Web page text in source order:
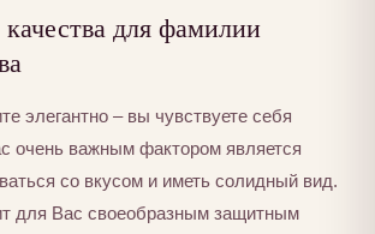
для фамилии
элегантно – вы чувствуете себя
очень важным фактором является
со вкусом и иметь солидный вид.
для Вас своеобразным защитным